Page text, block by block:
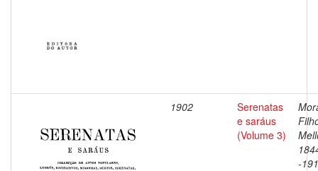
1902
Serenatas
e saráus
(Volume 3)
-